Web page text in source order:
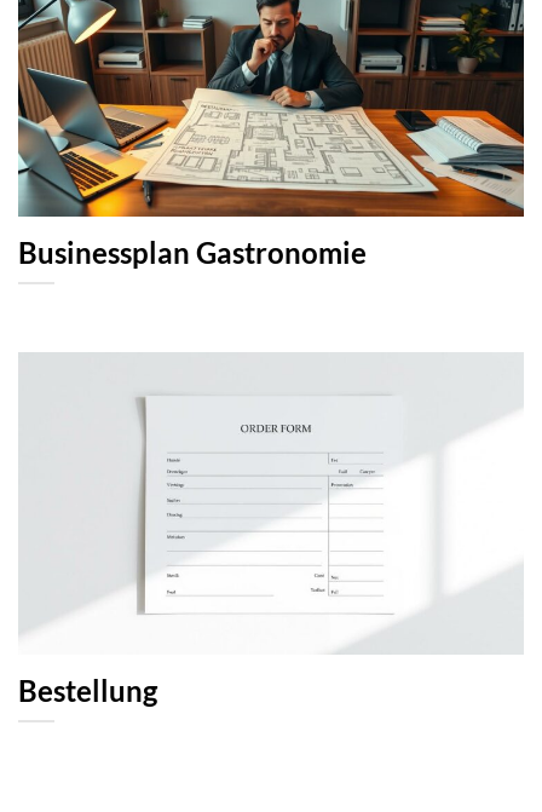
Businessplan Gastronomie
Bestellung